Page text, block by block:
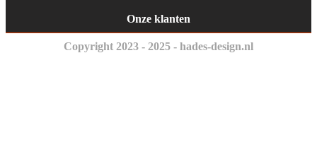
Onze klanten
Copyright 2023 - 2025 - hades-design.nl